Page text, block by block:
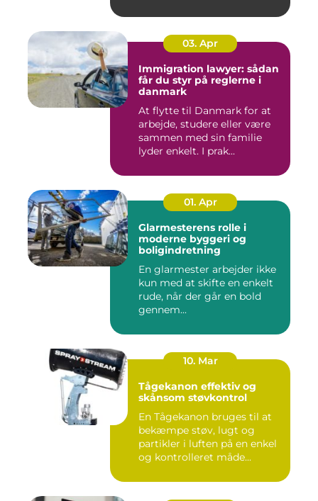
03. Apr
Immigration lawyer: sådan
får du styr på reglerne i
danmark
At flytte til Danmark for at
arbejde, studere eller være
sammen med sin familie
lyder enkelt. I prak...
01. Apr
Glarmesterens rolle i
moderne byggeri og
boligindretning
En glarmester arbejder ikke
kun med at skifte en enkelt
rude, når der går en bold
gennem...
10. Mar
Tågekanon effektiv og
skånsom støvkontrol
En Tågekanon bruges til at
bekæmpe støv, lugt og
partikler i luften på en enkel
og kontrolleret måde...